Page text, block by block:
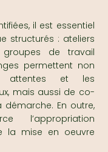
il est essentiel
structurés : ateliers
groupes de travail
permettent non
attentes et les
mais aussi de co-
En outre,
l’appropriation
la mise en oeuvre